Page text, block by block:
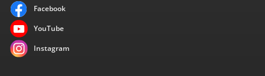
Facebook
YouTube
Instagram